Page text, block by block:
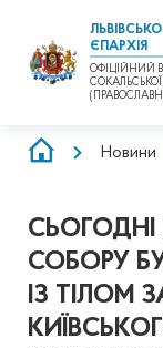
ЄПАРХІЯ
ОФІЦІЙНИЙ
СОКАЛЬСЬКОЇ
РЯДОК
Новини
СОБОРУ
ІЗ ТІЛОМ